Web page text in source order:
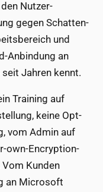
Nutzer-
gegen Schatten-
und
Anbindung an
seit Jahren kennt.
Training auf
keine Opt-
vom Admin auf
own-Encryption-
Kunden
an Microsoft